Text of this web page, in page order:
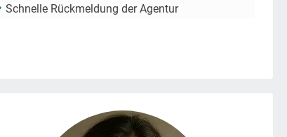
Schnelle Rückmeldung der Agentur